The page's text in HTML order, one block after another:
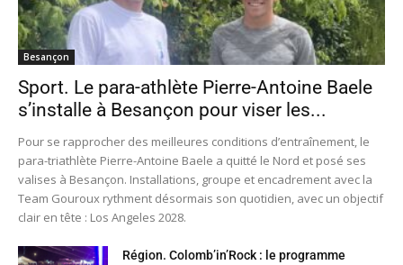
Besançon
Sport. Le para-athlète Pierre-Antoine Baele
s’installe à Besançon pour viser les...
Pour se rapprocher des meilleures conditions d’entraînement, le
para-triathlète Pierre-Antoine Baele a quitté le Nord et posé ses
valises à Besançon. Installations, groupe et encadrement avec la
Team Gouroux rythment désormais son quotidien, avec un objectif
clair en tête : Los Angeles 2028.
Région. Colomb’in’Rock : le programme